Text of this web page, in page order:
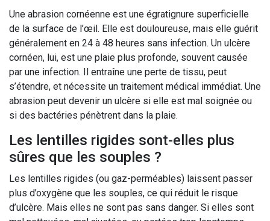
Une abrasion cornéenne est une égratignure superficielle
de la surface de l’œil. Elle est douloureuse, mais elle guérit
généralement en 24 à 48 heures sans infection. Un ulcère
cornéen, lui, est une plaie plus profonde, souvent causée
par une infection. Il entraîne une perte de tissu, peut
s’étendre, et nécessite un traitement médical immédiat. Une
abrasion peut devenir un ulcère si elle est mal soignée ou
si des bactéries pénètrent dans la plaie.
Les lentilles rigides sont-elles plus
sûres que les souples ?
Les lentilles rigides (ou gaz-perméables) laissent passer
plus d’oxygène que les souples, ce qui réduit le risque
d’ulcère. Mais elles ne sont pas sans danger. Si elles sont